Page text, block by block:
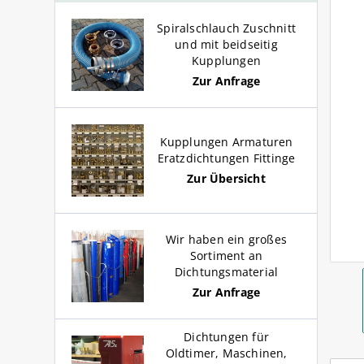
Wasser
Schlauchschellen für
Wasserschlauch 1/4 Zoll bis 1
Zoll
für Schnellkupplungen
für Schnellkupplungen
Aluminium
GEKA ® plus Stecksystem für
Spiralschlauch Zuschnitt
und mit beidseitig
Kupplungen
Zur Anfrage
Kupplungen Armaturen
Eratzdichtungen Fittinge
Zur Übersicht
Wir haben ein großes
Sortiment an
Dichtungsmaterial
Zur Anfrage
Dichtungen für
Oldtimer, Maschinen,